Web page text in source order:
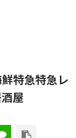
特急特急レ
屋